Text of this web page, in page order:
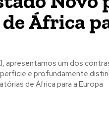
África
apresentamos um dos
e profundamente
de África para a Europa